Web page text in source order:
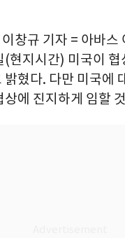
창규 기자 = 아바스
현지시간) 미국이 협
혔다. 다만 미국에
상에 진지하게 임할